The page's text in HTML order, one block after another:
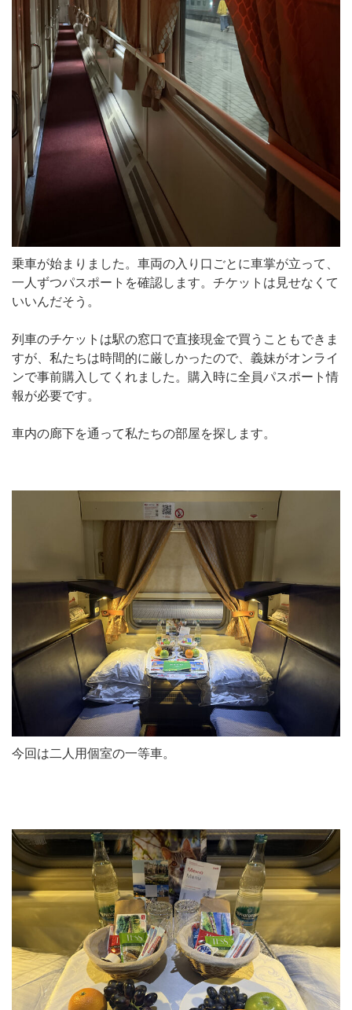
乗車が始まりました。車両の入り口ごとに車掌が立って、
一人ずつパスポートを確認します。チケットは見せなくて
いいんだそう。
列車のチケットは駅の窓口で直接現金で買うこともできま
すが、私たちは時間的に厳しかったので、義妹がオンライ
ンで事前購入してくれました。購入時に全員パスポート情
報が必要です。
車内の廊下を通って私たちの部屋を探します。
今回は二人用個室の一等車。